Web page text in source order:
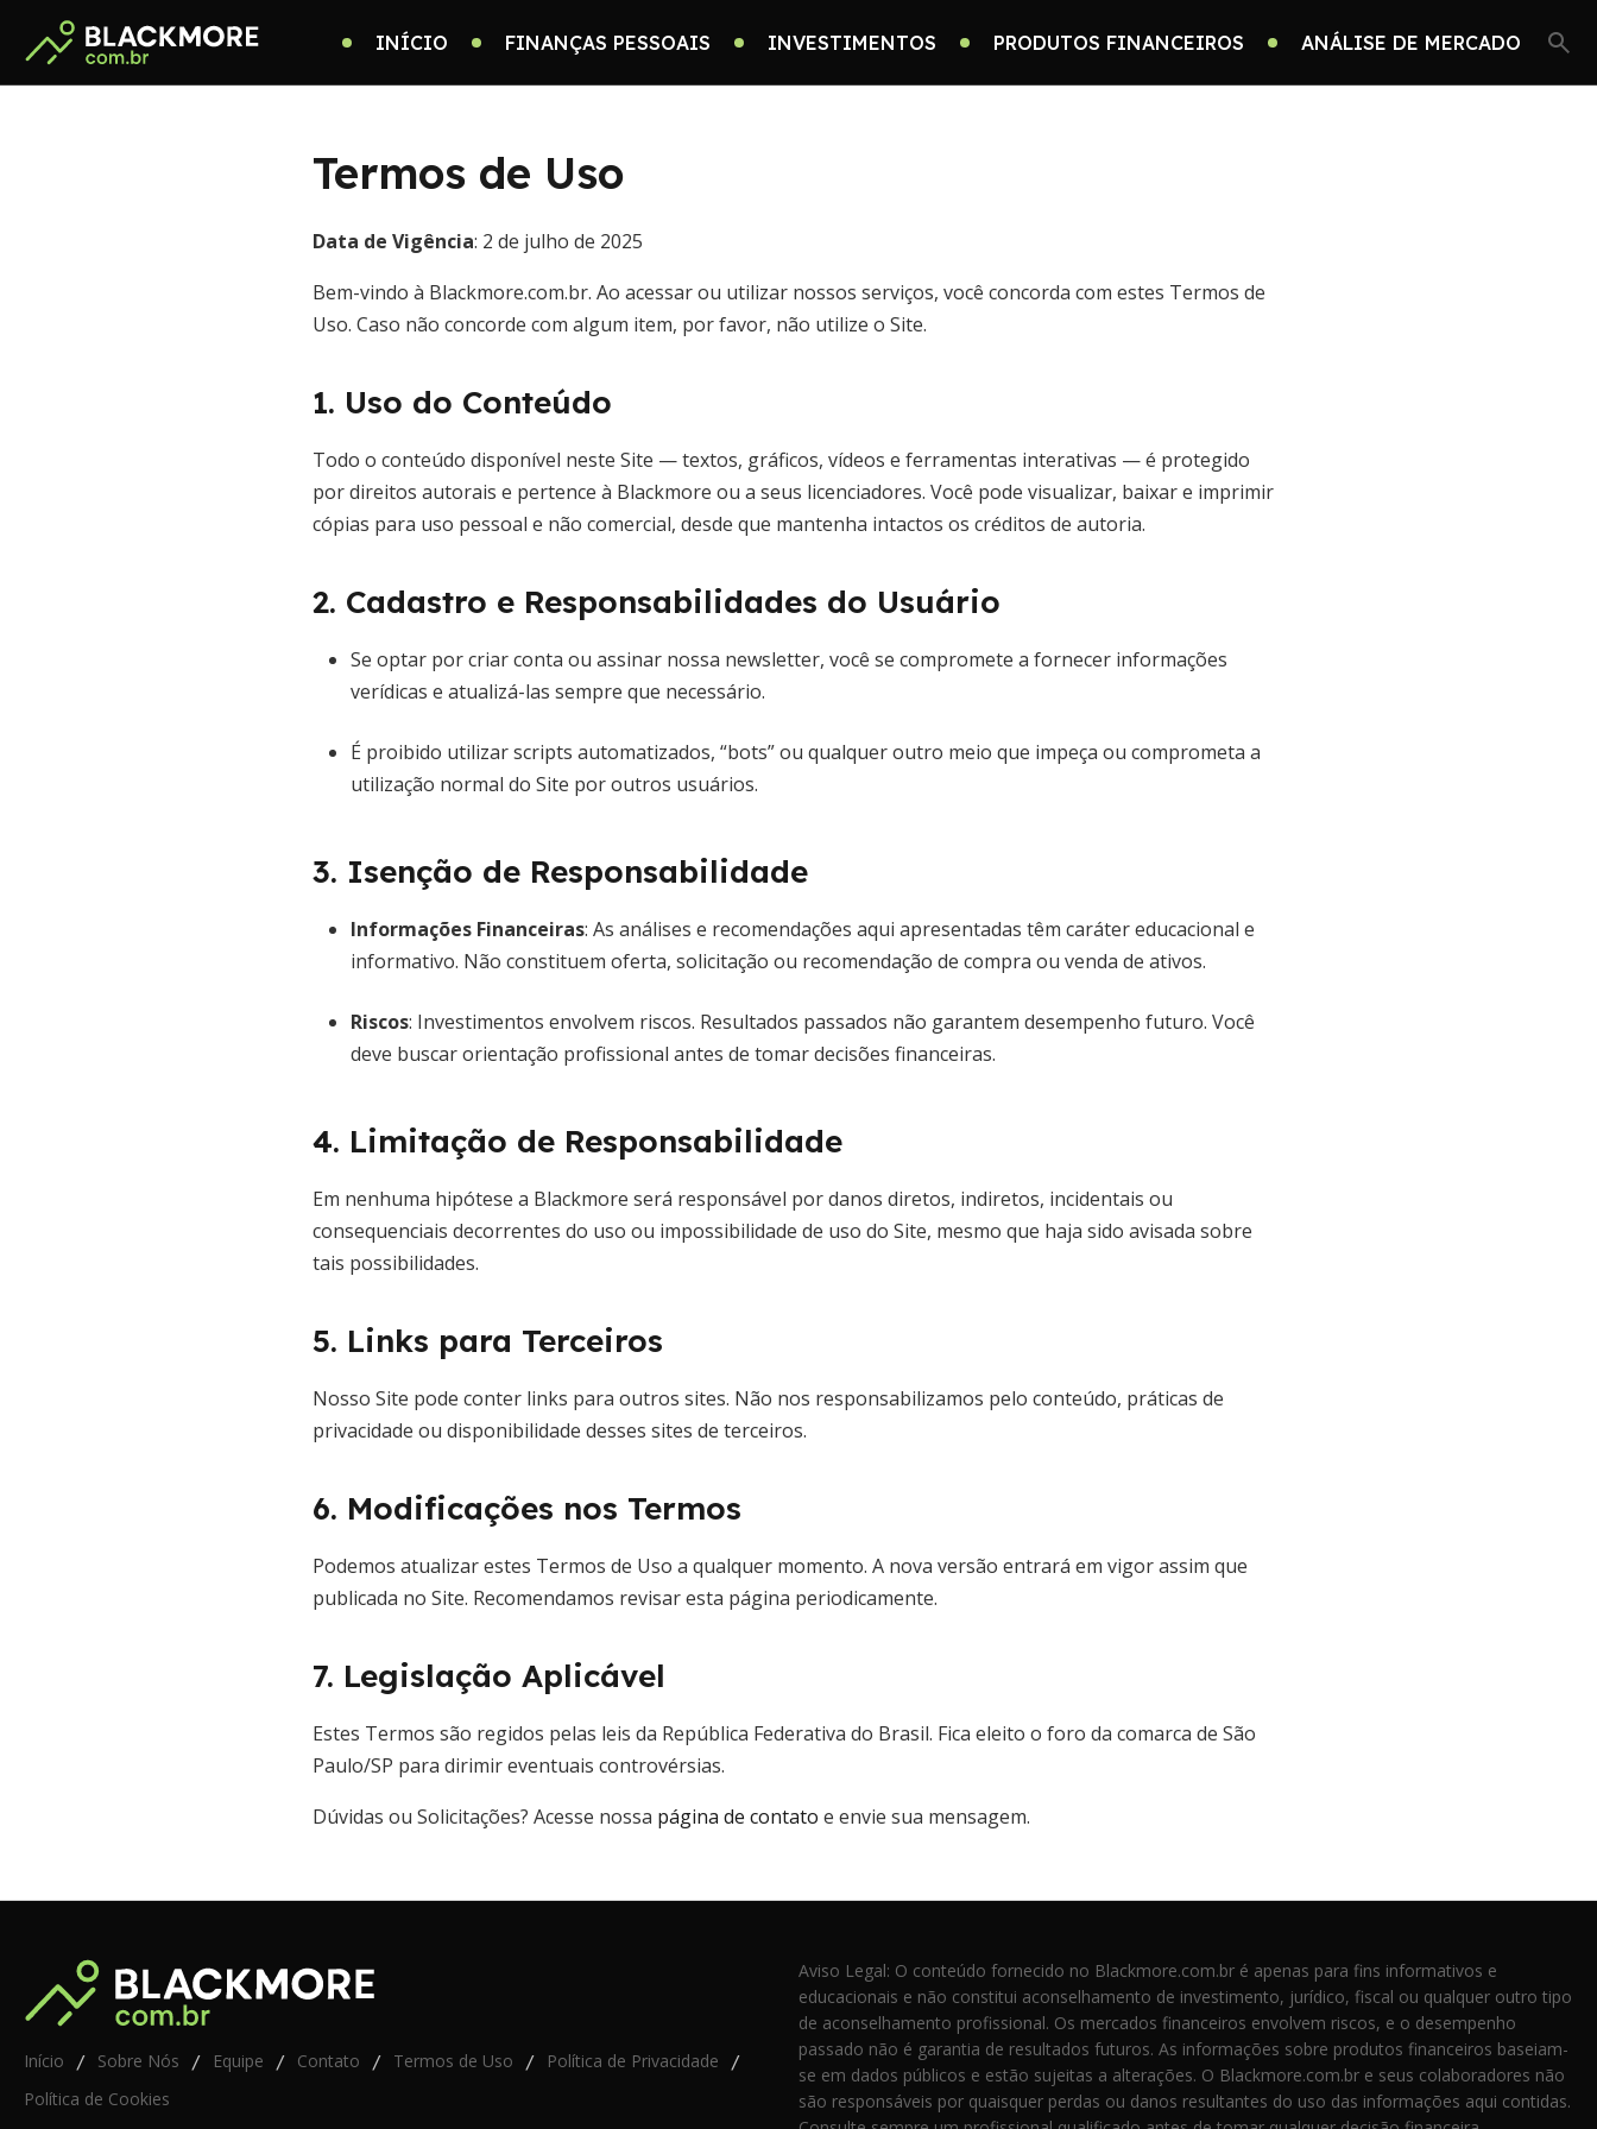
INÍCIO FINANÇAS PESSOAIS INVESTIMENTOS PRODUTOS FINANCEIROS ANÁLISE DE MERCADO
Termos de Uso
Data de Vigência: 2 de julho de 2025
Bem-vindo à Blackmore.com.br. Ao acessar ou utilizar nossos serviços, você concorda com estes Termos de
Uso. Caso não concorde com algum item, por favor, não utilize o Site.
1. Uso do Conteúdo
Todo o conteúdo disponível neste Site — textos, gráficos, vídeos e ferramentas interativas — é protegido
por direitos autorais e pertence à Blackmore ou a seus licenciadores. Você pode visualizar, baixar e imprimir
cópias para uso pessoal e não comercial, desde que mantenha intactos os créditos de autoria.
2. Cadastro e Responsabilidades do Usuário
Se optar por criar conta ou assinar nossa newsletter, você se compromete a fornecer informações
verídicas e atualizá-las sempre que necessário.
É proibido utilizar scripts automatizados, “bots” ou qualquer outro meio que impeça ou comprometa a
utilização normal do Site por outros usuários.
3. Isenção de Responsabilidade
Informações Financeiras: As análises e recomendações aqui apresentadas têm caráter educacional e
informativo. Não constituem oferta, solicitação ou recomendação de compra ou venda de ativos.
Riscos: Investimentos envolvem riscos. Resultados passados não garantem desempenho futuro. Você
deve buscar orientação profissional antes de tomar decisões financeiras.
4. Limitação de Responsabilidade
Em nenhuma hipótese a Blackmore será responsável por danos diretos, indiretos, incidentais ou
consequenciais decorrentes do uso ou impossibilidade de uso do Site, mesmo que haja sido avisada sobre
tais possibilidades.
5. Links para Terceiros
Nosso Site pode conter links para outros sites. Não nos responsabilizamos pelo conteúdo, práticas de
privacidade ou disponibilidade desses sites de terceiros.
6. Modificações nos Termos
Podemos atualizar estes Termos de Uso a qualquer momento. A nova versão entrará em vigor assim que
publicada no Site. Recomendamos revisar esta página periodicamente.
7. Legislação Aplicável
Estes Termos são regidos pelas leis da República Federativa do Brasil. Fica eleito o foro da comarca de São
Paulo/SP para dirimir eventuais controvérsias.
Dúvidas ou Solicitações? Acesse nossa página de contato e envie sua mensagem.
Início / Sobre Nós / Equipe / Contato / Termos de Uso / Política de Privacidade /
Política de Cookies
Aviso Legal: O conteúdo fornecido no Blackmore.com.br é apenas para fins informativos e
educacionais e não constitui aconselhamento de investimento, jurídico, fiscal ou qualquer outro tipo
de aconselhamento profissional. Os mercados financeiros envolvem riscos, e o desempenho
passado não é garantia de resultados futuros. As informações sobre produtos financeiros baseiam-
se em dados públicos e estão sujeitas a alterações. O Blackmore.com.br e seus colaboradores não
são responsáveis por quaisquer perdas ou danos resultantes do uso das informações aqui contidas.